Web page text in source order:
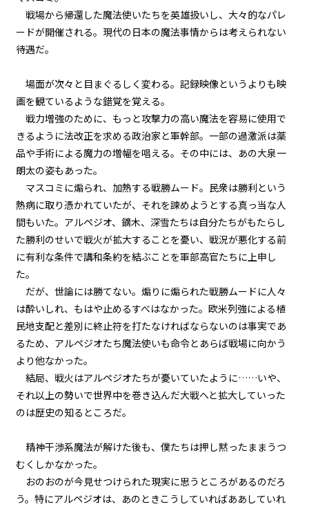
ビューワー設定
文字サイズ
フォント
明朝
背景色
組み方向
第１話
第１話
『Serial killer（連続殺人鬼）』
＜２２＞
第１話
第１話
『Serial killer（連続殺人鬼）』
＜２４＞
『Monsters（怪物たち）』＜１
＞
第２話
『Monsters（怪物たち）』＜２
第２話
『Monsters（怪物たち）』＜３
第２話
第２話
戦場から帰還した魔法使いたちを英雄扱いし、大々的なパレ
ードが開催される。現代の日本の魔法事情からは考えられない
待遇だ。
場面が次々と目まぐるしく変わる。記録映像というよりも映
画を観ているような錯覚を覚える。
戦力増強のために、もっと攻撃力の高い魔法を容易に使用で
きるように法改正を求める政治家と軍幹部。一部の過激派は薬
品や手術による魔力の増幅を唱える。その中には、あの大泉一
朗太の姿もあった。
マスコミに煽られ、加熱する戦勝ムード。民衆は勝利という
熱病に取り憑かれていたが、それを諫めようとする真っ当な人
間もいた。アルペジオ、鏑木、深雪たちは自分たちがもたらし
た勝利のせいで戦火が拡大することを憂い、戦況が悪化する前
に有利な条件で講和条約を結ぶことを軍部高官たちに上申し
た。
だが、世論には勝てない。煽りに煽られた戦勝ムードに人々
は酔いしれ、もはや止めるすべはなかった。欧米列強による植
民地支配と差別に終止符を打たなければならないのは事実であ
るため、アルペジオたち魔法使いも命令とあらば戦場に向かう
より他なかった。
結局、戦火はアルペジオたちが憂いていたように……いや、
それ以上の勢いで世界中を巻き込んだ大戦へと拡大していった
のは歴史の知るところだ。
精神干渉系魔法が解けた後も、僕たちは押し黙ったままうつ
むくしかなかった。
おのおのが今見せつけられた現実に思うところがあるのだろ
う。特にアルペジオは、あのときこうしていればああしていれ